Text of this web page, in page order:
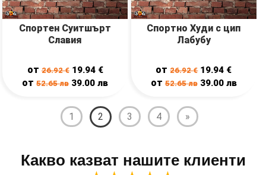
Спортен Суитшърт
Славия
от26.92€ 19.94 €
от52.65лв 39.00лв
Спортно Худи с цип
Лабубу
от26.92€ 19.94 €
от 52.65лв 39.00 лв
1 2 3 4 »
Какво казват нашите клиенти